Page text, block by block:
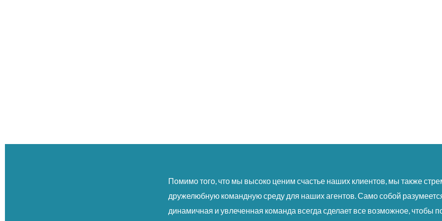
Помимо того, что мы высоко ценим счастье наших клиентов, мы также
дружелюбную командную среду для наших агентов. Само собой
динамичная и увлеченная команда всегда сделает все возможное, чтобы